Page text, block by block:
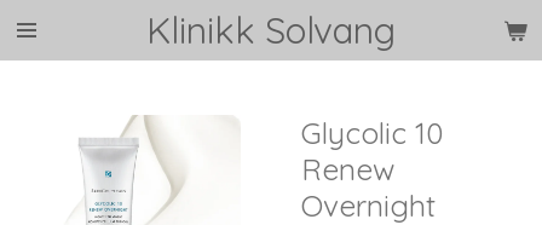
Gå
Klinikk Solvang
Glycolic 10
Renew
Overnight